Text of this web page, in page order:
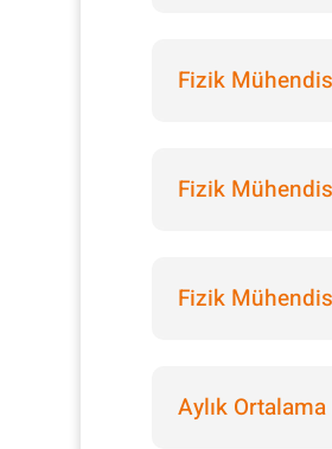
Fizik
Fizik
Fizik
Aylık